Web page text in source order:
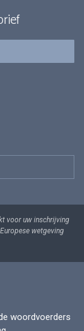
voor uw inschrijving
wetgeving
woordvoerders